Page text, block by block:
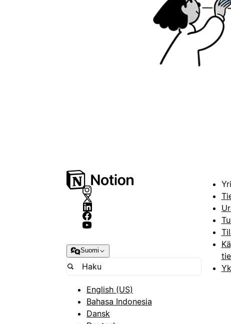
Suomi
English (US)
Bahasa Indonesia
Dansk